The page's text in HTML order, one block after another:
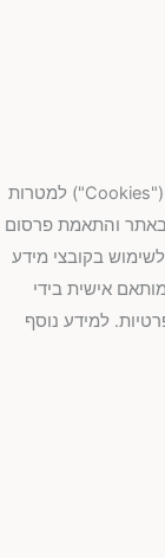
לידיעתך, באתר זה אנו עושים שימוש בקובצי מידע ("Cookies") למטרות
והתאמת פרסום
בקובצי מידע
אישית בידי
למידע נוסף